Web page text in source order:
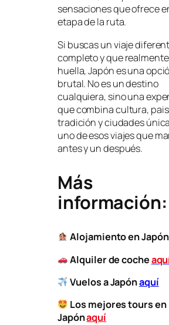
sensaciones que ofrece
etapa de la ruta.
Si buscas un viaje
completo y que
huella, Japón es una
brutal. No es un destino
cualquiera, sino una
que combina cultura,
tradición y ciudades
uno de esos viajes que
antes y un después.
Más
información:
Alojamiento en
Alquiler de coche
Vuelos a Japónaquí
Los mejores tours en
Japónaquí